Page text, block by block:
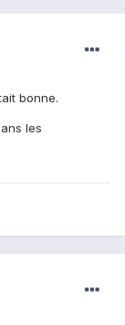
bonne.
les